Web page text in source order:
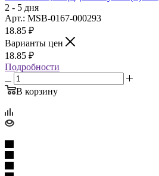
2 - 5 дня
Арт.: MSB-0167-000293
18.85 ₽
Варианты цен
18.85 ₽
Подробности
В корзину